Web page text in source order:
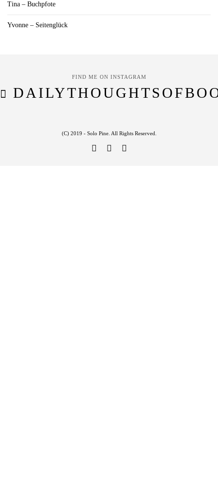
Tina – Buchpfote
Yvonne – Seitenglück
FIND ME ON INSTAGRAM
(C) 2019 - Solo Pine. All Rights Reserved.